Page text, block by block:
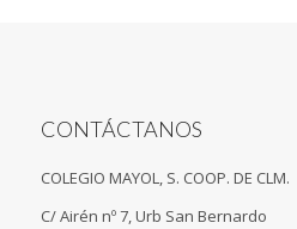
CONTÁCTANOS
COLEGIO MAYOL, S. COOP. DE CLM.
C/ Airén nº 7, Urb San Bernardo